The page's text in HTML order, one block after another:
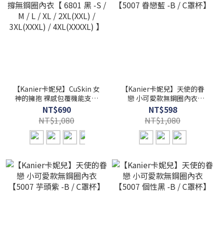
【Kanier卡妮兒】CuSkin 女
神的擁抱 裸感包覆機能支撐
無鋼圈內衣【 6801 黑 -S / M
/ L / XL / 2XL(XXL) /
3XL(XXXL) / 4XL(XXXXL) 】
NT$690
NT$1,080
【Kanier卡妮兒】天使的眷
戀 小可愛款無鋼圈內衣
【5007 眷戀藍 -B / C罩杯】
NT$598
NT$1,080